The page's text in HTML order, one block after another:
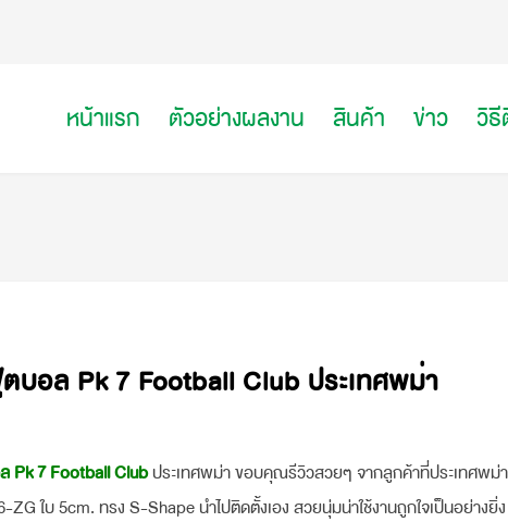
หน้าแรก ตัวอย่างผลงาน สินค้า ข่าว วิ
บอล Pk 7 Football Club ประเทศพม่า
Pk 7 Football Clubประเทศพม่า ขอบคุณรีวิวสวยๆ จากลูกค้าที่ประเทศพ
ZG ใบ 5cm. ทรง S-Shape นำไปติดตั้งเอง สวยนุ่มน่าใช้งานถูกใจเป็นอย่างยิ่ง